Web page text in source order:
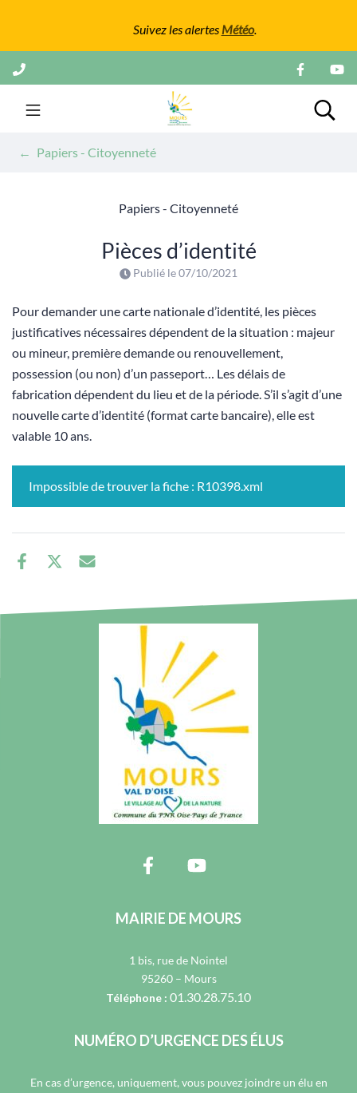
Suivez les alertes Météo.
Aller
au
contenu
Mairie de Mours
Papiers - Citoyenneté
Papiers - Citoyenneté
Pièces d’identité
Publié le07/10/2021
Pour demander une carte nationale d’identité, les pièces
justificatives nécessaires dépendent de la situation : majeur
ou mineur, première demande ou renouvellement,
possession (ou non) d’un passeport… Les délais de
fabrication dépendent du lieu et de la période. S’il s’agit d’une
nouvelle carte d’identité (format carte bancaire), elle est
valable 10 ans.
Impossible de trouver la fiche : R10398.xml
MAIRIE DE MOURS
1 bis, rue de Nointel
95260 – Mours
Téléphone : 01.30.28.75.10
NUMÉRO D’URGENCE DES ÉLUS
En cas d’urgence, uniquement, vous pouvez joindre un élu en